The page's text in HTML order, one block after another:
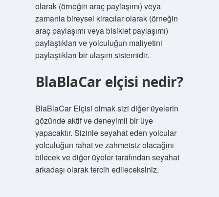
olarak (örneğin araç paylaşımı) veya
zamanla bireysel kiracılar olarak (örneğin
araç paylaşımı veya bisiklet paylaşımı)
paylaştıkları ve yolculuğun maliyetini
paylaştıkları bir ulaşım sistemidir.
BlaBlaCar elçisi nedir?
BlaBlaCar Elçisi olmak sizi diğer üyelerin
gözünde aktif ve deneyimli bir üye
yapacaktır. Sizinle seyahat eden yolcular
yolculuğun rahat ve zahmetsiz olacağını
bilecek ve diğer üyeler tarafından seyahat
arkadaşı olarak tercih edileceksiniz.